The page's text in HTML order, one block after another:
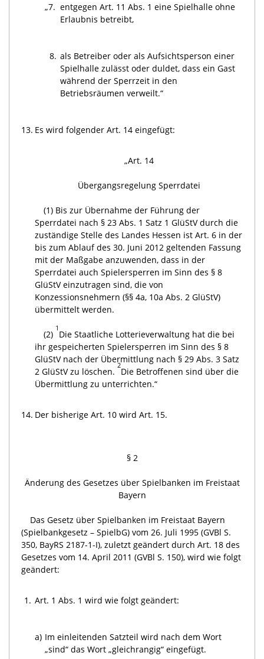
„7. entgegen Art. 11 Abs. 1 eine Spielhalle ohne
Erlaubnis betreibt,
8. als Betreiber oder als Aufsichtsperson einer
Spielhalle zulässt oder duldet, dass ein Gast
während der Sperrzeit in den
Betriebsräumen verweilt.“
13. Es wird folgender Art. 14 eingefügt:
„Art. 14
Übergangsregelung Sperrdatei
(1) Bis zur Übernahme der Führung der
Sperrdatei nach § 23 Abs. 1 Satz 1 GlüStV durch die
zuständige Stelle des Landes Hessen ist Art. 6 in der
bis zum Ablauf des 30. Juni 2012 geltenden Fassung
mit der Maßgabe anzuwenden, dass in der
Sperrdatei auch Spielersperren im Sinn des § 8
GlüStV einzutragen sind, die von
Konzessionsnehmern (§§ 4a, 10a Abs. 2 GlüStV)
übermittelt werden.
(2)
1
Die Staatliche Lotterieverwaltung hat die bei
ihr gespeicherten Spielersperren im Sinn des § 8
GlüStV nach der Übermittlung nach § 29 Abs. 3 Satz
2 GlüStV zu löschen.
2
Die Betroffenen sind über die
Übermittlung zu unterrichten.“
14. Der bisherige Art. 10 wird Art. 15.
§ 2
Änderung des Gesetzes über Spielbanken im Freistaat
Bayern
Das Gesetz über Spielbanken im Freistaat Bayern
(Spielbankgesetz – SpielbG) vom 26. Juli 1995 (GVBl S.
350, BayRS 2187-1-I), zuletzt geändert durch Art. 18 des
Gesetzes vom 14. April 2011 (GVBl S. 150), wird wie folgt
geändert:
1. Art. 1 Abs. 1 wird wie folgt geändert:
a) Im einleitenden Satzteil wird nach dem Wort
„sind“ das Wort „gleichrangig“ eingefügt.